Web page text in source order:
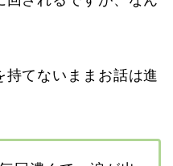
てないままお話は進